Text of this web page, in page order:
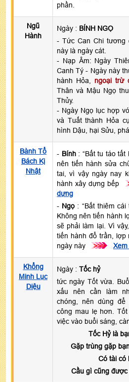
phần.
Ngũ
Hành
Ngày : BÍNH NGỌ
- Tức Can Chi tương
này là ngày cát.
- Nạp Âm: Ngày
Canh Tý - Ngày này
hành Hỏa, ngoại trừ
Thân và Mậu Ngọ
Thủy.
- Ngày Ngọ lục hợp
và Tuất thành Hỏa
hình Dậu, hại Sửu,
Bành Tổ
Bách Kị
Nhật
- Bính: “Bất tu táo tất
nên tiến hành sửa
tai, vì vậy ngày nay
hành xây dựng bếp
dựng
- Ngọ : “Bất thiêm
Không nên tiến hành
sẽ phải làm lại. Vì
tiến hành đổ trần, lợp
ngày này
>>>
Khổng
Minh Lục
Diệu
Ngày : Tốc hỷ
tức ngày Tốt vừa.
xấu nên cần làm
chóng, nên dùng
công mau lẹ hơn.
việc vào buổi sáng,
Tốc Hỷ là
Gặp trùng gặp
Có tài có
Cầu gì cũng